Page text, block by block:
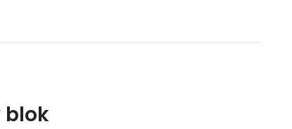
blok